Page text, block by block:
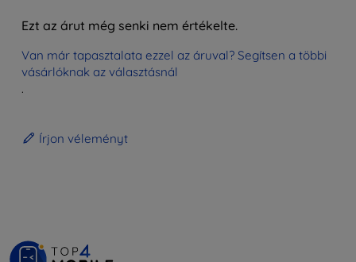
Ezt az árut még senki nem értékelte.
Van már tapasztalata ezzel az áruval? Segítsen a többi
vásárlóknak az választásnál
.
Írjon véleményt